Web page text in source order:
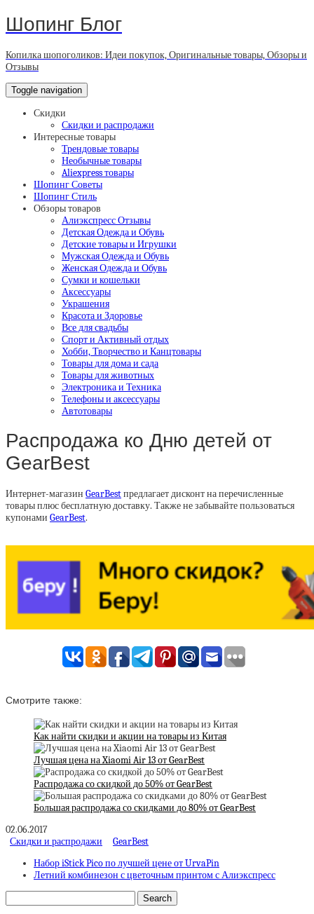
Шопинг Блог
Копилка шопоголиков: Идеи покупок, Оригинальные товары, Обзоры и
Отзывы
Toggle navigation
Скидки
Скидки и распродажи
Интересные товары
Трендовые товары
Необычные товары
Aliexpress товары
Шопинг Советы
Шопинг Стиль
Обзоры товаров
Алиэкспресс Отзывы
Детская Одежда и Обувь
Детские товары и Игрушки
Мужская Одежда и Обувь
Женская Одежда и Обувь
Сумки и кошельки
Аксессуары
Украшения
Красота и Здоровье
Все для свадьбы
Спорт и Активный отдых
Хобби, Творчество и Канцтовары
Товары для дома и сада
Товары для животных
Электроника и Техника
Телефоны и аксессуары
Автотовары
Распродажа ко Дню детей от
GearBest
Интернет-магазин GearBestпредлагает дисконт на перечисленные
товары плюс бесплатную доставку. Также не забывайте пользоваться
купонами GearBest.
Смотрите также:
Как найти скидки и акции на товары из Китая
Лучшая цена на Xiaomi Air 13 от GearBest
Распродажа со скидкой до 50% от GearBest
Большая распродажа со скидками до 80% от GearBest
02.06.2017
Скидки и распродажи
GearBest
Набор iStick Pico по лучшей цене от UrvaPin
Летний комбинезон с цветочным принтом с Алиэкспресс